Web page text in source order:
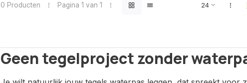
0 Producten Pagina 1 van 1
Geen tegelproject zonder